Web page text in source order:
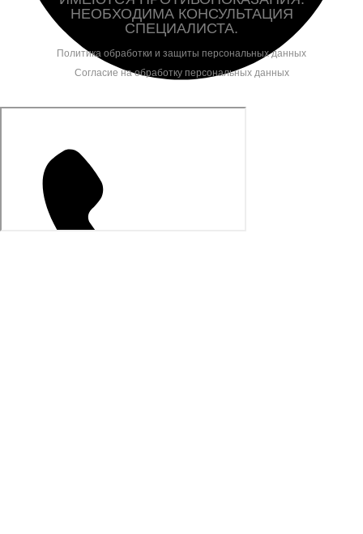
НЕОБХОДИМА КОНСУЛЬТАЦИЯ
СПЕЦИАЛИСТА.
Политика обработки и защиты персональных данных
Согласие на обработку персональных данных